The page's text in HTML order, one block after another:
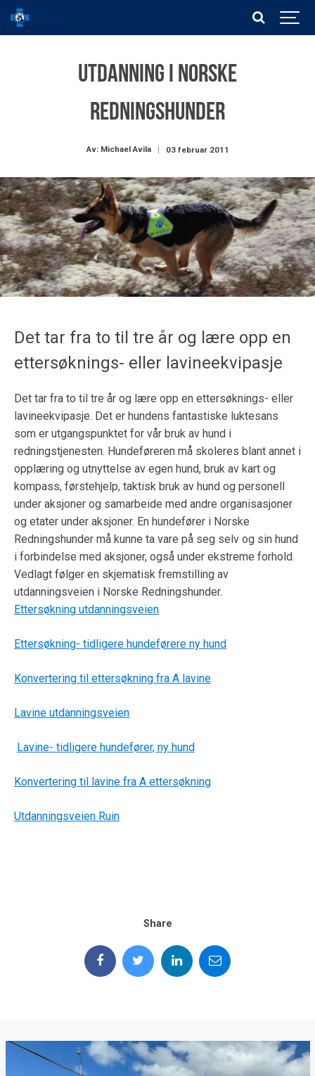
Utdanning i Norske
Redningshunder
Av: Michael Avila 03 februar 2011
Det tar fra to til tre år og lære opp en
ettersøknings- eller lavineekvipasje
Det tar fra to til tre år og lære opp en ettersøknings- eller
lavineekvipasje. Det er hundens fantastiske luktesans
som er utgangspunktet for vår bruk av hund i
redningstjenesten. Hundeføreren må skoleres blant annet i
opplæring og utnyttelse av egen hund, bruk av kart og
kompass, førstehjelp, taktisk bruk av hund og personell
under aksjoner og samarbeide med andre organisasjoner
og etater under aksjoner. En hundefører i Norske
Redningshunder må kunne ta vare på seg selv og sin hund
i forbindelse med aksjoner, også under ekstreme forhold.
Vedlagt følger en skjematisk fremstilling av
utdanningsveien i Norske Redningshunder.
Ettersøkning utdanningsveien
Ettersøkning- tidligere hundeførere ny hund
Konvertering til ettersøkning fra A lavine
Lavine utdanningsveien
Lavine- tidligere hundefører, ny hund
Konvertering til lavine fra A ettersøkning
Utdanningsveien Ruin
Share